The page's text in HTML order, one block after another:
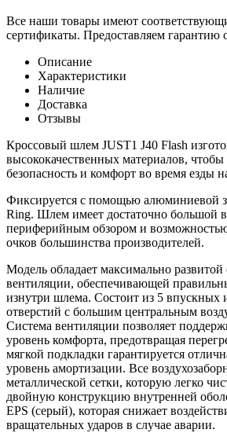
Все наши товары имеют
сертификаты. Предоставляем гарантию
Описание
Характеристики
Наличие
Доставка
Отзывы
Кроссовый шлем JUST1 J40 Flash
высококачественных материалов, чтобы
безопасность и комфорт во время езды
Фиксируется с помощью алюминиевой
Ring. Шлем имеет достаточно большой
периферийным обзором и
очков большинства производителей.
Модель обладает максимально развитой
вентиляции, обеспечивающей
изнутри шлема. Состоит из 5 впускных
отверстий с большим центральным
Система вентиляции позволяет
уровень комфорта, предотвращая
мягкой подкладки гарантируется
уровень амортизации. Все
металлической сетки, которую легко
двойную конструкцию внутренней
EPS (серый), которая снижает
вращательных ударов в случае аварии.